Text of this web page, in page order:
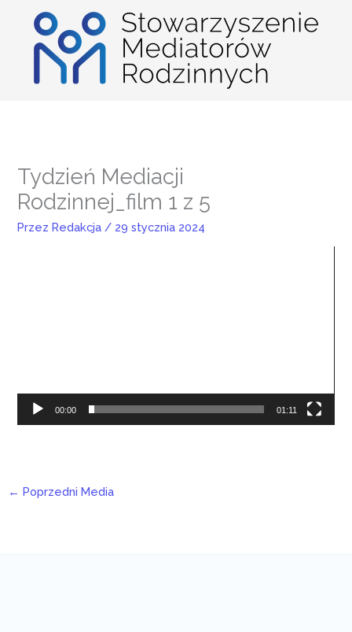
Tydzień Mediacji
Rodzinnej_film 1 z 5
PrzezRedakcja / 29 stycznia 2024
00:00 01:11
← Poprzedni Media